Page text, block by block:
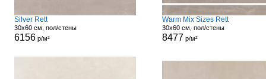
Silver Rett
30x60 см, пол/стены
6156р/м²
Warm Mix Sizes Rett
30x60 см, пол/стены
8477 р/м²